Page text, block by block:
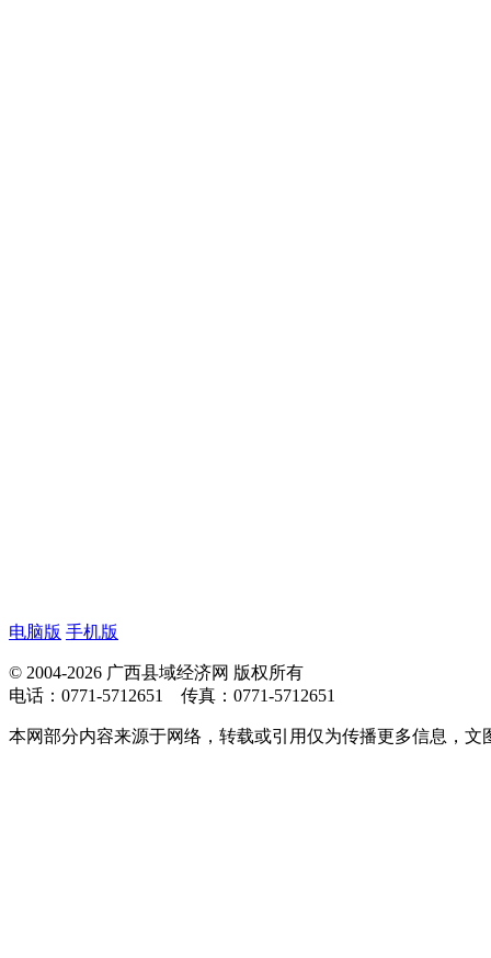
电脑版 手机版
© 2004-2026 广西县域经济网 版权所有
电话：0771-5712651 传真：0771-5712651
本网部分内容来源于网络，转载或引用仅为传播更多信息，